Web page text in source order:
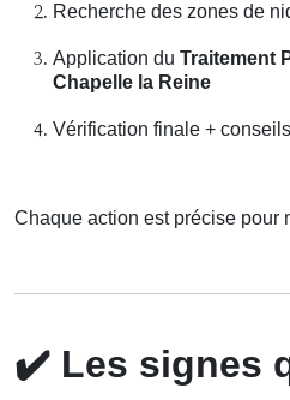
Recherche des zones de
Application du Traitement
Chapelle la Reine
Vérification finale +
Chaque action est précise pour
✔️ Les signes